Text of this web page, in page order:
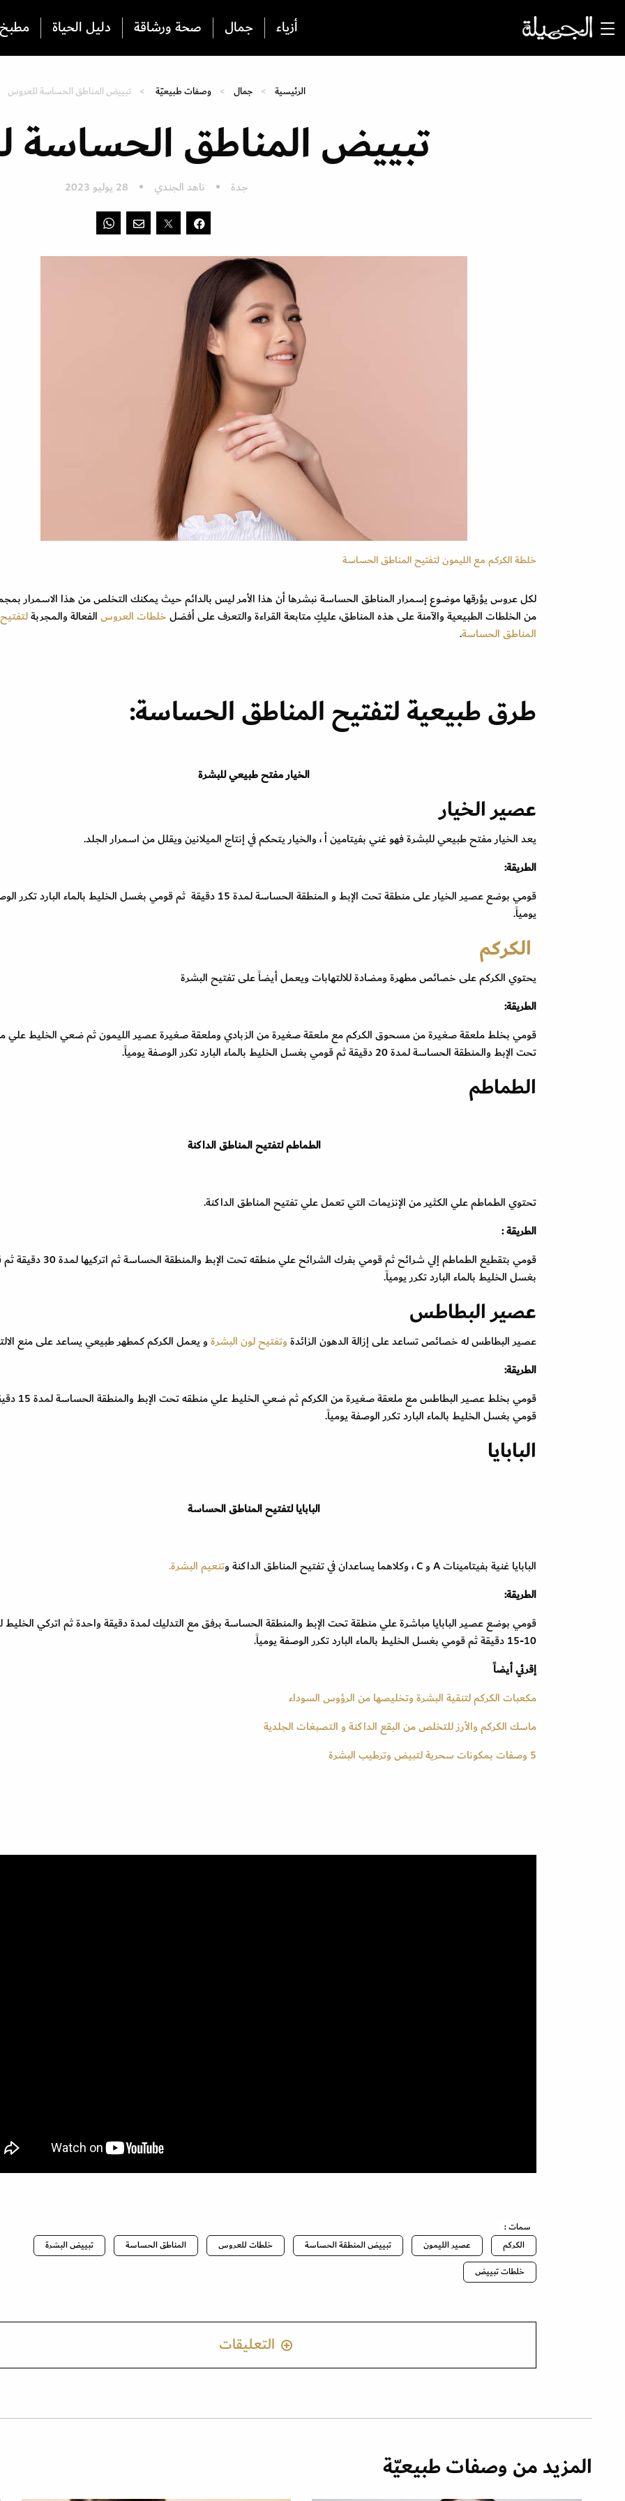
أزياء جمال صحة ورشاقة دليل الحياة
الرئيسية جمال وصفات طبيعيّة تبييض المناطق الحساسة للعروس
تبييض المناطق
جدة ناهد الجندي 28 يوليو 2023
خلطة الكركم مع الليمون لتفتيح المناطق الحساسة
لكل عروس يؤرقها موضوع إسمرار المناطق الحساسة نبشرها أن هذا الأمر ليس بالدائم حيث يمكنك التخلص من هذا الاسمرار
من الخلطات الطبيعية والآمنة على هذه المناطق، عليكِ متابعة القراءة والتعرف على أفضلخلطات العروسالفعالة والمجربةلتفتيح
المناطق الحساسة.
طرق طبيعية لتفتيح المناطق الحساسة:
الخيار مفتح طبيعي للبشرة
عصير الخيار
يعد الخيار مفتح طبيعي للبشرة فهو غني بفيتامين أ ، والخيار يتحكم في إنتاج الميلانين ويقلل من اسمرار الجلد.
الطريقة:
قومي بوضع عصير الخيار على منطقة تحت الإبط و المنطقة الحساسة لمدة 15 دقيقة ثم قومي بغسل الخليط بالماء البارد
يومياً.
الكركم
يحتوي الكركم على خصائص مطهرة ومضادة للالتهابات ويعمل أيضاً على تفتيح البشرة
الطريقة:
قومي بخلط ملعقة صغيرة من مسحوق الكركم مع ملعقة صغيرة من الزبادي وملعقة صغيرة عصير الليمون ثم ضعي الخليط علي
تحت الإبط والمنطقة الحساسة لمدة 20 دقيقة ثم قومي بغسل الخليط بالماء البارد تكرر الوصفة يومياً.
الطماطم
الطماطم لتفتيح المناطق الداكنة
تحتوي الطماطم علي الكثير من الإنزيمات التي تعمل علي تفتيح المناطق الداكنة.
الطريقة :
قومي بتقطيع الطماطم إلي شرائح ثم قومي بفرك الشرائح علي منطقه تحت الإبط
بغسل الخليط بالماء البارد تكرر يومياً.
عصير البطاطس
عصير البطاطس له خصائص تساعد على إزالة الدهون الزائدةوتفتيح لون البشرةو يعمل الكركم كمطهر طبيعي يساعد على منع
الطريقة:
قومي بخلط عصير البطاطس مع ملعقة صغيرة
قومي بغسل الخليط بالماء البارد تكرر الوصفة يومياً.
البابايا
البابايا لتفتيح المناطق الحساسة
البابايا غنية بفيتامينات A و C ، وكلاهما يساعدان في تفتيح المناطق الداكنة و
تنعيم البشرة.
الطريقة:
قومي بوضع عصير البابايا مباشرة علي منطقة تحت الإبط والمنطقة الحساسة برفق مع التدليك لمدة دقيقة واحدة ثم اتركي الخليط
10-15 دقيقة ثم قومي بغسل الخليط بالماء البارد تكرر الوصفة يومياً.
إقرئي أيضاً
مكعبات الكركم لتنقية البشرة وتخليصها من الرؤوس السوداء
ماسك الكركم والأرز للتخلص من البقع الداكنة و التصبغات الجلدية
5 وصفات بمكونات سحرية لتبيض وترطيب البشرة
سمات :
الكركم
عصير الليمون تبييض المنطقة الحساسة خلطات للعروس المناطق الحساسة
تبييض البشرة
خلطات تبييض
التعليقات
المزيد من وصفات طبيعيّة